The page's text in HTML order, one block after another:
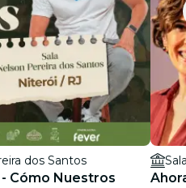
dos Santos
Cómo Nuestros